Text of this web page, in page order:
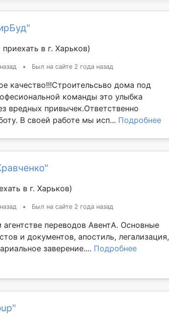
в г. Харьков)
• Был на сайте 2 года назад
качество!!!Строительсьво дома под
команды это улыбка
вредных привычек.Ответственно
В своей работе мы исп... Подробнее
в г. Харьков)
• Был на сайте 2 года назад
переводов АвентА. Основные
и документов, апостиль, легализация,
заверение.... Подробнее